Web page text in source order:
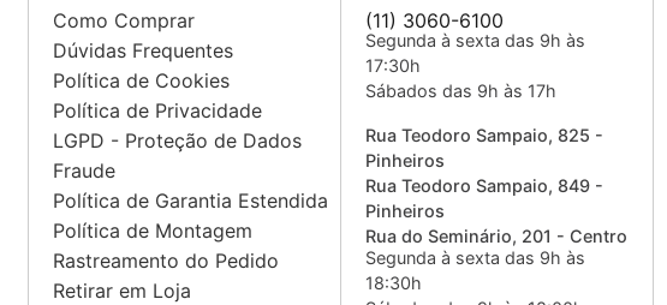
Como Comprar
Dúvidas Frequentes
Política de Cookies
Política de Privacidade
LGPD - Proteção de Dados
Fraude
Política de Garantia Estendida
Política de Montagem
Rastreamento do Pedido
Retirar em Loja
(11) 3060-6100
Segunda à sexta das 9h às
17:30h
Sábados das 9h às 17h
Rua Teodoro Sampaio, 825 -
Pinheiros
Rua Teodoro Sampaio, 849 -
Pinheiros
Rua do Seminário, 201 - Centro
Segunda à sexta das 9h às
18:30h